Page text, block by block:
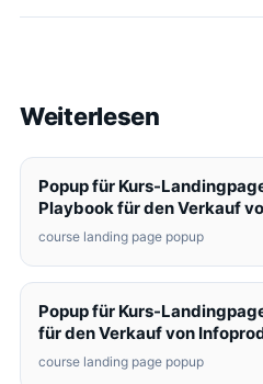
Weiterlesen
Popup für Kurs-
Playbook für den Verkauf
course landing page popup
Popup für Kurs-
für den Verkauf von
course landing page popup